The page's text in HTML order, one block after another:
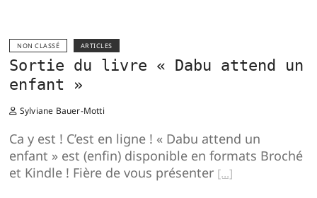
NON CLASSÉ ARTICLES
Sortie du livre « Dabu attend un
enfant »
Sylviane Bauer-Motti
Ca y est ! C’est en ligne ! « Dabu attend un
enfant » est (enfin) disponible en formats Broché
et Kindle ! Fière de vous présenter